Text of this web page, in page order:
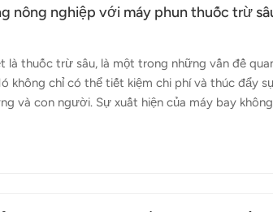
nông nghiệp với máy phun thuốc trừ
là thuốc trừ sâu, là một trong những vấn đề
không chỉ có thể tiết kiệm chi phí và thúc đẩy
và con người. Sự xuất hiện của máy bay
và linh hoạt hơn, đảm bảo tốt hơn cho việc
máy bay không người lái có thể hoạt động bất